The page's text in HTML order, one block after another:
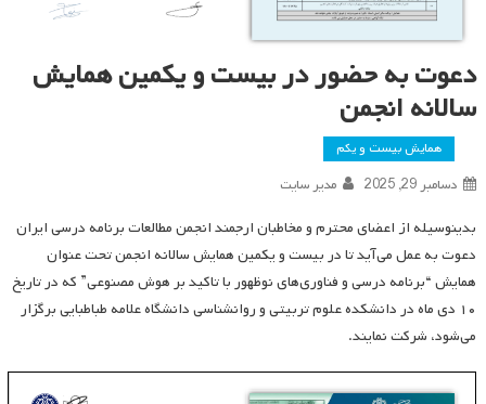
دعوت به حضور در بیست و یکمین همایش
سالانه انجمن
همایش بیست و یکم
دسامبر 29, 2025 مدیر سایت
بدینوسیله از اعضای محترم و مخاطبان ارجمند انجمن مطالعات برنامه درسی ایران
دعوت به عمل می‌آید تا در بیست و یکمین همایش سالانه انجمن تحت عنوان
همایش “برنامه درسی و فناوری‌های نوظهور با تاکید بر هوش مصنوعی” که در تاریخ
۱۰ دی ماه در دانشکده علوم تربیتی و روانشناسی دانشگاه علامه طباطبایی برگزار
می‌شود، شرکت نمایند.